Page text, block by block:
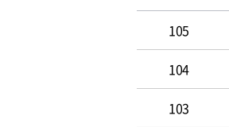
105
104
103